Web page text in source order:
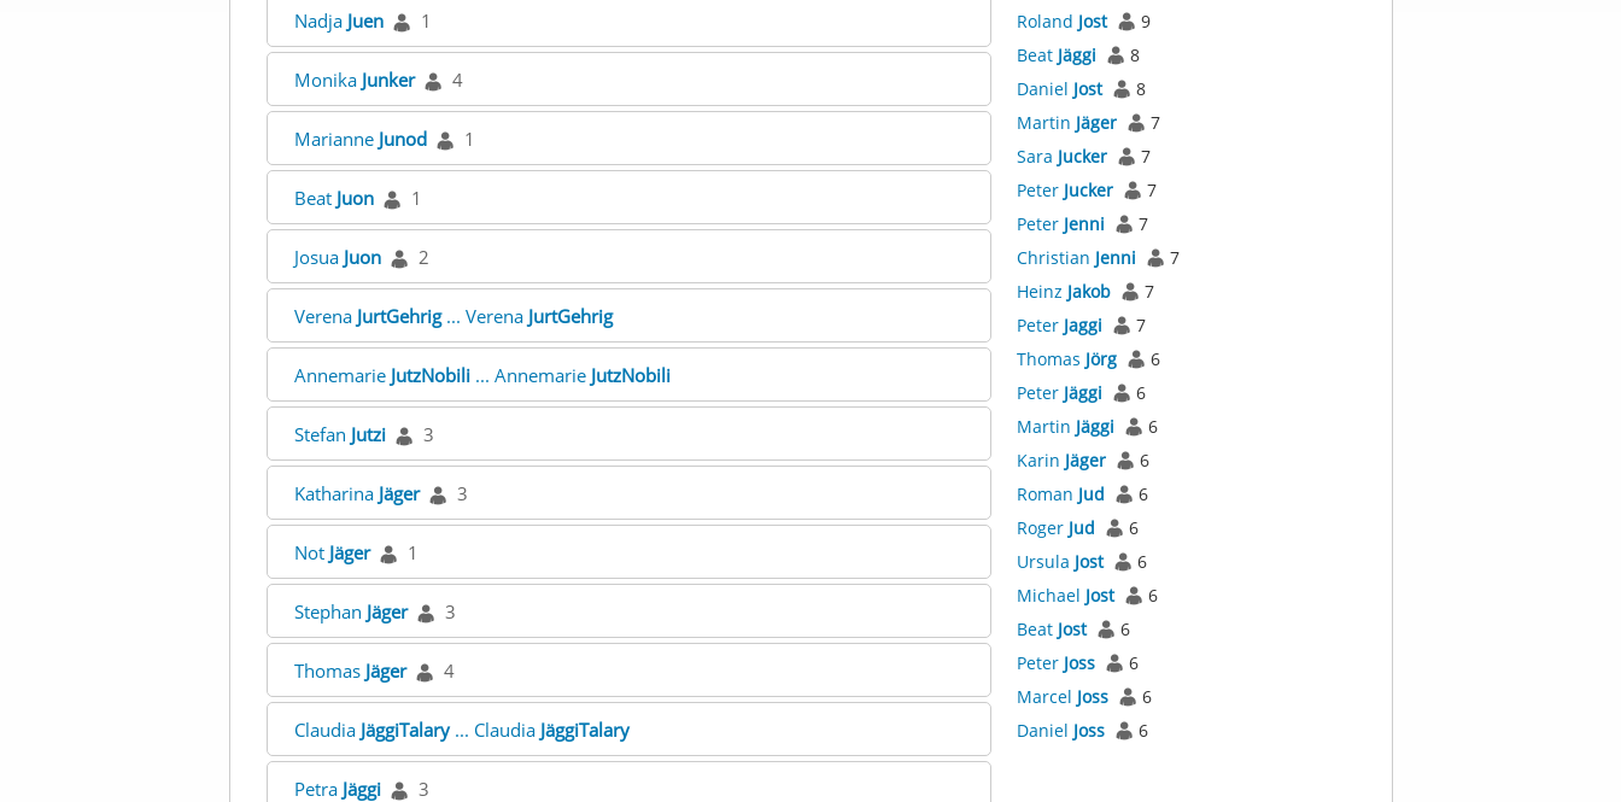
Nadja Juen 1
Monika Junker 4
Marianne Junod 1
Beat Juon 1
Josua Juon 2
Verena JurtGehrig... Verena JurtGehrig
Annemarie JutzNobili... Annemarie JutzNobili
Stefan Jutzi 3
Katharina Jäger 3
Not Jäger 1
Stephan Jäger 3
Thomas Jäger 4
Claudia JäggiTalary... Claudia JäggiTalary
Petra Jäggi 3
Roland Jost
9
Beat Jäggi
8
Daniel Jost
8
Martin Jäger
7
Sara Jucker
7
Peter Jucker
7
Peter Jenni
7
Christian Jenni
7
Heinz Jakob
7
Peter Jaggi
7
Thomas Jörg
6
Peter Jäggi
6
Martin Jäggi
6
Karin Jäger
6
Roman Jud
6
Roger Jud
6
Ursula Jost
6
Michael Jost
6
Beat Jost
6
Peter Joss
6
Marcel Joss
6
Daniel Joss 6